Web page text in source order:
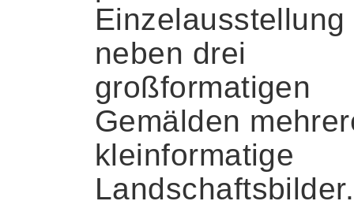
Einzelausstellung
neben drei
großformatigen
Gemälden
kleinformatige